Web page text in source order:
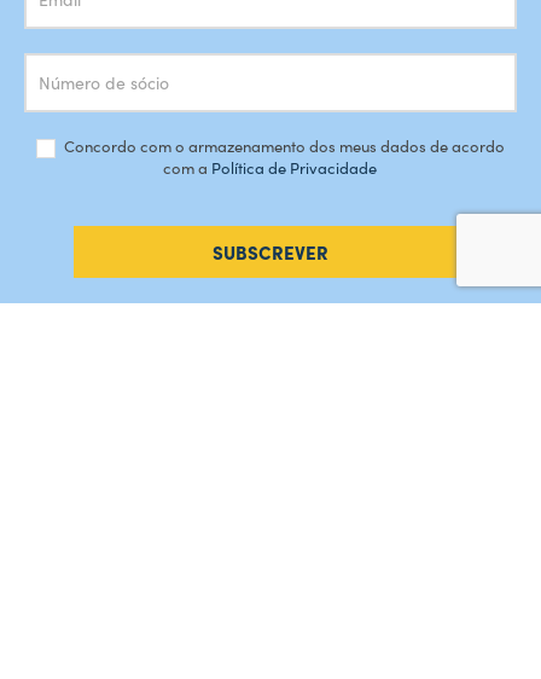
Concordo com o armazenamento dos meus dados de acordo
com a Política de Privacidade
SUBSCREVER